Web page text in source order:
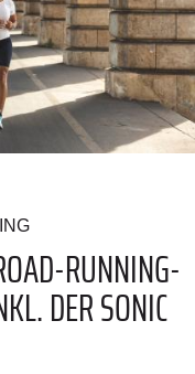
RUNNING-
DER SONIC